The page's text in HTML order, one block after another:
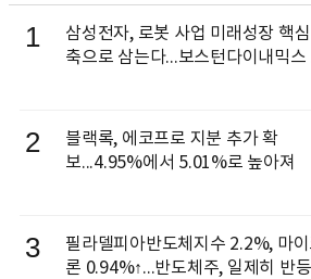
1
삼성전자, 로봇 사업 미래성장 핵심
축으로 삼는다...보스턴다이내믹스
2
블랙록, 에코프로 지분 추가 확
보...4.95%에서 5.01%로 높아져
3
필라델피아반도체지수 2.2%, 마
론 0.94%↑...반도체주, 일제히 반등